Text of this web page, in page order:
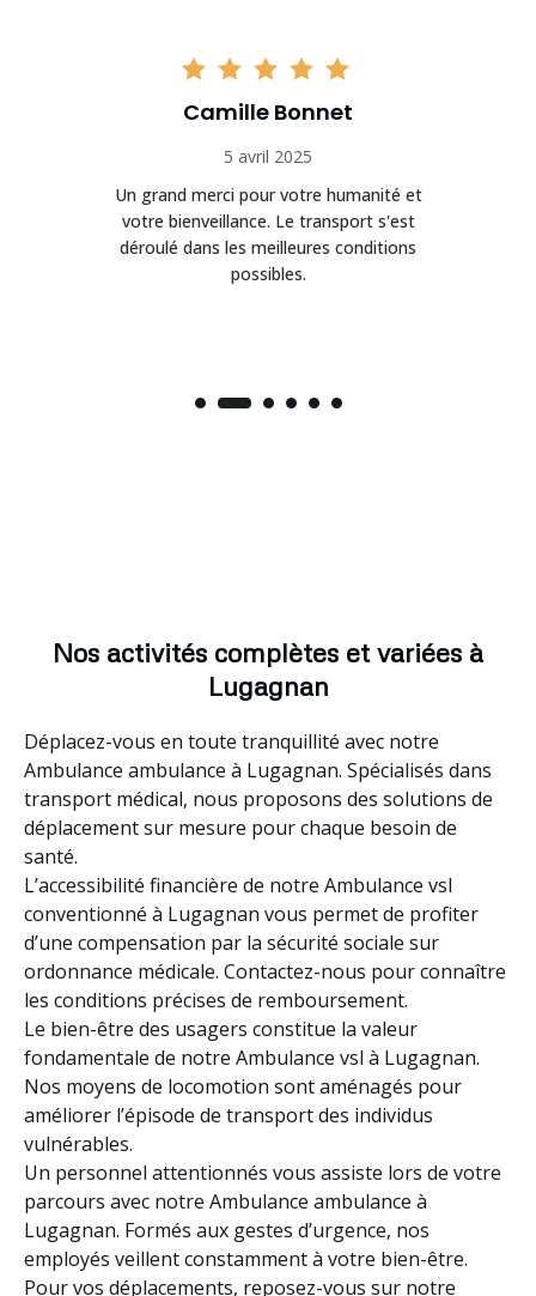
Camille Bonnet
5 avril 2025
Un grand merci pour votre humanité et
votre bienveillance. Le transport s'est
déroulé dans les meilleures conditions
possibles.
Nos activités complètes et variées à
Lugagnan
Déplacez-vous en toute tranquillité avec notre
Ambulance ambulance à Lugagnan. Spécialisés dans
transport médical, nous proposons des solutions de
déplacement sur mesure pour chaque besoin de
santé.
L’accessibilité financière de notre Ambulance vsl
conventionné à Lugagnan vous permet de profiter
d’une compensation par la sécurité sociale sur
ordonnance médicale. Contactez-nous pour connaître
les conditions précises de remboursement.
Le bien-être des usagers constitue la valeur
fondamentale de notre Ambulance vsl à Lugagnan.
Nos moyens de locomotion sont aménagés pour
améliorer l’épisode de transport des individus
vulnérables.
Un personnel attentionnés vous assiste lors de votre
parcours avec notre Ambulance ambulance à
Lugagnan. Formés aux gestes d’urgence, nos
employés veillent constamment à votre bien-être.
Pour vos déplacements, reposez-vous sur notre